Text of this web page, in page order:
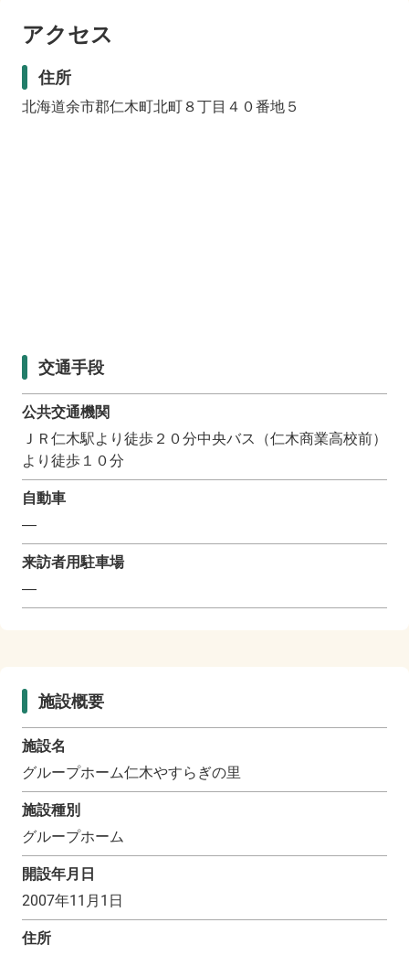
アクセス
住所
北海道余市郡仁木町北町８丁目４０番地５
交通手段
公共交通機関
ＪＲ仁木駅より徒歩２０分中央バス（仁木商業高校前）
より徒歩１０分
自動車
―
来訪者用駐車場
―
施設概要
施設名
グループホーム仁木やすらぎの里
施設種別
グループホーム
開設年月日
2007年11月1日
住所